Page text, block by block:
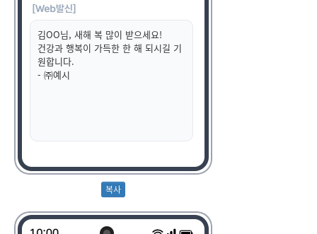
김OO님, 새해 복 많이 받으세요!
건강과 행복이 가득한 한 해 되시길 기
원합니다.
- ㈜예시